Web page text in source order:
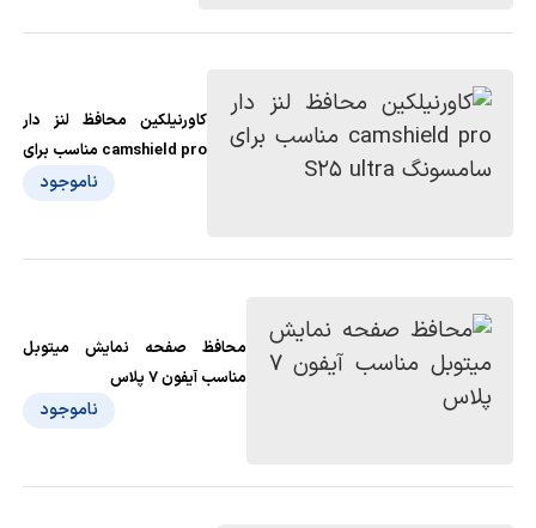
کاورنیلکین محافظ لنز دار
camshield pro مناسب برای
ناموجود
محافظ صفحه نمایش میتوبل
مناسب آیفون 7 پلاس
ناموجود